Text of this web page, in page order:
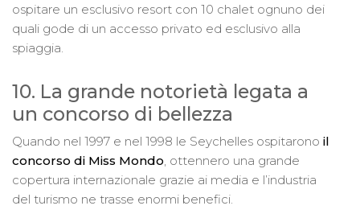
ospitare un esclusivo resort con 10 chalet ognuno dei
quali gode di un accesso privato ed esclusivo alla
spiaggia.
10. La grande notorietà legata a
un concorso di bellezza
Quando nel 1997 e nel 1998 le Seychelles ospitarono il
concorso di Miss Mondo , ottennero una grande
copertura internazionale grazie ai media e l’industria
del turismo ne trasse enormi benefici.